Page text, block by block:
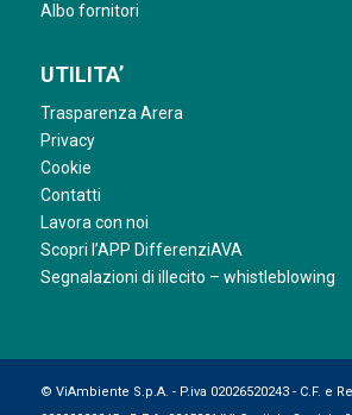
Albo fornitori
UTILITA’
Trasparenza Arera
Privacy
Cookie
Contatti
Lavora con noi
Scopri l’APP DifferenziAVA
Segnalazioni di illecito – whistleblowing
© ViAmbiente S.p.A. - P.iva 02026520243 - C.F. e